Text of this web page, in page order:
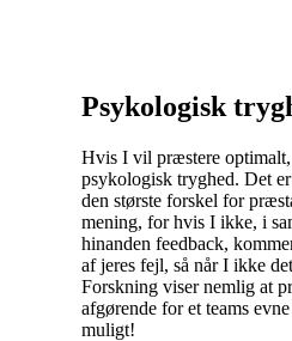
Psykologisk
Hvis I vil præstere optimalt,
psykologisk tryghed. Det
den største forskel for
mening, for hvis I ikke, i
hinanden feedback,
af jeres fejl, så når I ikke
Forskning viser nemlig at
afgørende for et teams
muligt!